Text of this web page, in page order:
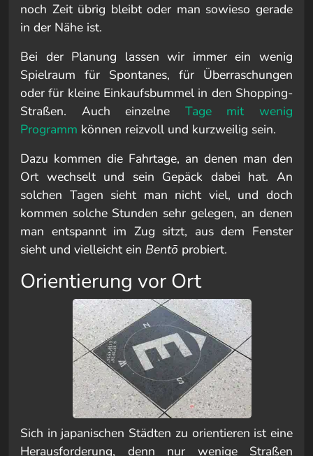
noch Zeit übrig bleibt oder man sowieso gerade
in der Nähe ist.
Bei der Planung lassen wir immer ein wenig
Spielraum für Spontanes, für Überraschungen
oder für kleine Einkaufsbummel in den Shopping-
Straßen. Auch einzelne Tage mit wenig
Programm können reizvoll und kurzweilig sein.
Dazu kommen die Fahrtage, an denen man den
Ort wechselt und sein Gepäck dabei hat. An
solchen Tagen sieht man nicht viel, und doch
kommen solche Stunden sehr gelegen, an denen
man entspannt im Zug sitzt, aus dem Fenster
sieht und vielleicht ein Bentō probiert.
Orientierung vor Ort
Sich in japanischen Städten zu orientieren ist eine
Herausforderung, denn nur wenige Straßen